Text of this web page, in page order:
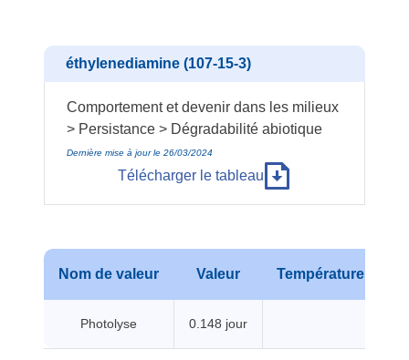
éthylenediamine (107-15-3)
Comportement et devenir dans les milieux
> Persistance > Dégradabilité abiotique
Dernière mise à jour le 26/03/2024
Télécharger le tableau
Nom de valeur Valeur Température
Photolyse 0.148 jour